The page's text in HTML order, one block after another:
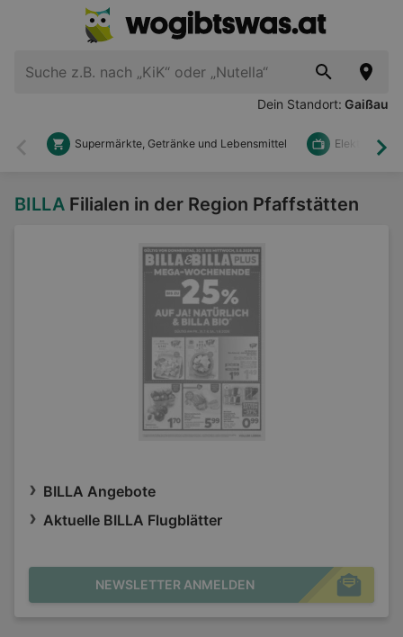
Dein Standort: Gaißau
Zurück
Supermärkte, Getränke und Lebensmittel Elektronik
BILLA Filialen in der Region Pfaffstätten
BILLA Angebote
Aktuelle BILLA Flugblätter
NEWSLETTER ANMELDEN